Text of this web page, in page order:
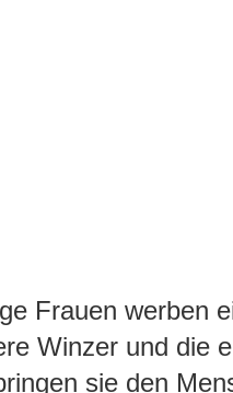
Frauen werben
Winzer und die
sie den